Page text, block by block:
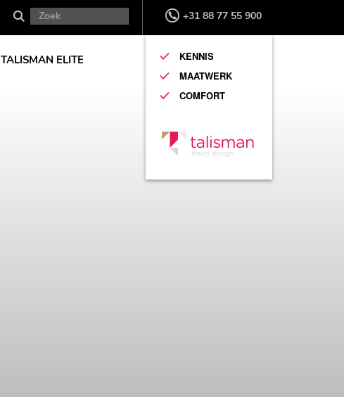
+31 88 77 55 900
KENNIS
MAATWERK
COMFORT
TALISMAN ELITE